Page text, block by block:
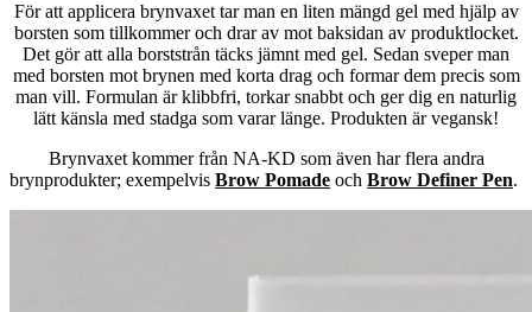
För att applicera brynvaxet tar man en liten mängd gel med hjälp av
borsten som tillkommer och drar av mot baksidan av produktlocket.
Det gör att alla borststrån täcks jämnt med gel. Sedan sveper man
med borsten mot brynen med korta drag och formar dem precis som
man vill. Formulan är klibbfri, torkar snabbt och ger dig en naturlig
lätt känsla med stadga som varar länge. Produkten är vegansk!
Brynvaxet kommer från NA-KD som även har flera andra
brynprodukter; exempelvis Brow Pomade och Brow Definer Pen.